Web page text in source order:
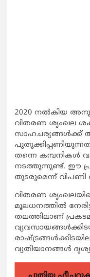
2020 നല്‍കിയ
വിതരണ ശൃംഖല
സാഹചര്യങ്ങള്‍ക്ക്
തന്നെ കമ്പനികള്‍
നടത്തുന്നുണ്ട്. ഈ
തുടരുമെന്ന് വിപണി
വിതരണ
മൂലധനത്തില്‍
തലത്തിലാണ്
വ്യതിയാനങ്ങള്‍